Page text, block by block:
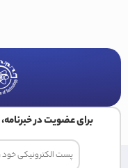
برای عضویت در